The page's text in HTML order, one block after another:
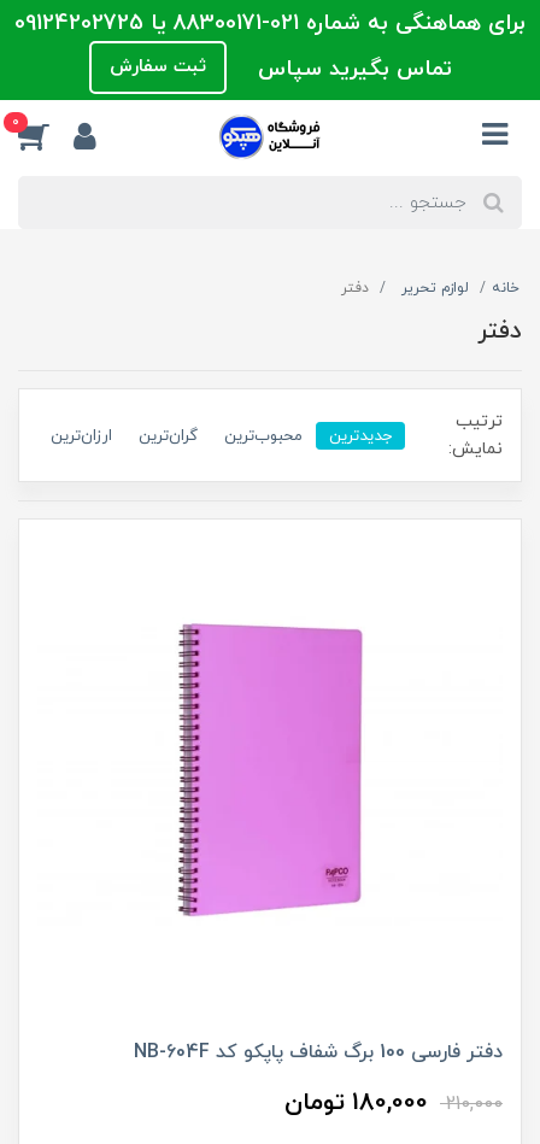
برای هماهنگی به شماره 021-88300171 یا 09124202725
تماس بگیرید سپاس
ثبت سفارش
0
خانه لوازم تحریر دفتر
دفتر
ترتیب
نمایش:
جدیدترین محبوب‌ترین گران‌ترین ارزان‌ترین
دفتر فارسی 100 برگ شفاف پاپکو کد NB-604F
210,000
180,000 تومان